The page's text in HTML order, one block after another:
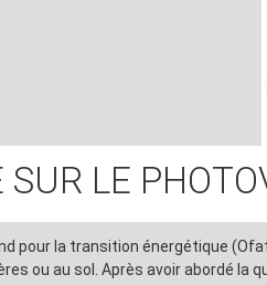
SUR LE
pour la transition énergétique
ou au sol. Après avoir abordé